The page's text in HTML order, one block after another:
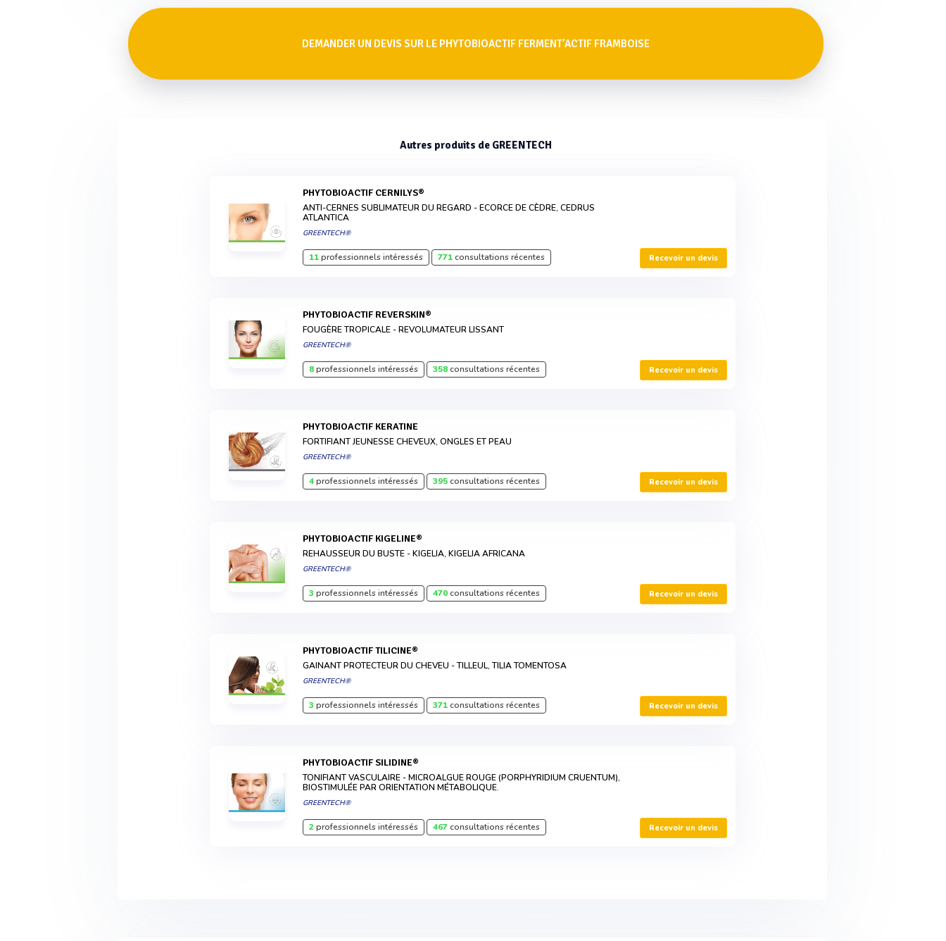
DEMANDER UN DEVIS SUR LE PHYTOBIOACTIF FERMENT’ACTIF FRAMBOISE
Autres produits de GREENTECH
PHYTOBIOACTIF CERNILYS®
ANTI-CERNES SUBLIMATEUR DU REGARD - ECORCE DE CÈDRE, CEDRUS
ATLANTICA
GREENTECH®
11professionnels intéressés 771consultations récentes Recevoir un devis
PHYTOBIOACTIF REVERSKIN®
FOUGÈRE TROPICALE - REVOLUMATEUR LISSANT
GREENTECH®
8professionnels intéressés 358consultations récentes Recevoir un devis
PHYTOBIOACTIF KERATINE
FORTIFIANT JEUNESSE CHEVEUX, ONGLES ET PEAU
GREENTECH®
4professionnels intéressés 395consultations récentes Recevoir un devis
PHYTOBIOACTIF KIGELINE®
REHAUSSEUR DU BUSTE - KIGELIA, KIGELIA AFRICANA
GREENTECH®
3 professionnels intéressés 470consultations récentes Recevoir un devis
PHYTOBIOACTIF TILICINE®
GAINANT PROTECTEUR DU CHEVEU - TILLEUL, TILIA TOMENTOSA
GREENTECH®
3 professionnels intéressés 371consultations récentes Recevoir un devis
PHYTOBIOACTIF SILIDINE®
TONIFIANT VASCULAIRE - MICROALGUE ROUGE (PORPHYRIDIUM CRUENTUM),
BIOSTIMULÉE PAR ORIENTATION MÉTABOLIQUE.
GREENTECH®
2professionnels intéressés 467consultations récentes Recevoir un devis